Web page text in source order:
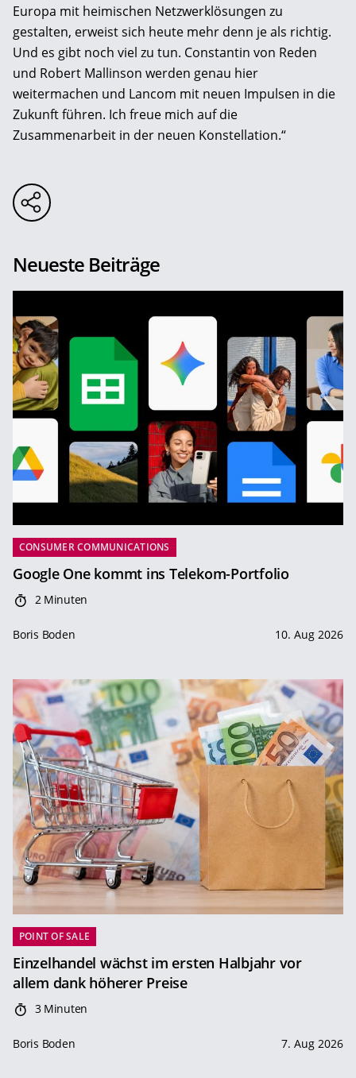
Europa mit heimischen Netzwerklösungen zu
gestalten, erweist sich heute mehr denn je als richtig.
Und es gibt noch viel zu tun. Constantin von Reden
und Robert Mallinson werden genau hier
weitermachen und Lancom mit neuen Impulsen in die
Zukunft führen. Ich freue mich auf die
Zusammenarbeit in der neuen Konstellation.“
Neueste Beiträge
CONSUMER COMMUNICATIONS
Google One kommt ins Telekom-Portfolio
2 Minuten
Boris Boden 10. Aug 2026
POINT OF SALE
Einzelhandel wächst im ersten Halbjahr vor
allem dank höherer Preise
3 Minuten
Boris Boden 7. Aug 2026